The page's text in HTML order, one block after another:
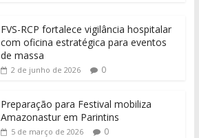
FVS-RCP fortalece vigilância hospitalar
com oficina estratégica para eventos
de massa
2 de junho de 2026 0
Preparação para Festival mobiliza
Amazonastur em Parintins
5 de março de 2026 0